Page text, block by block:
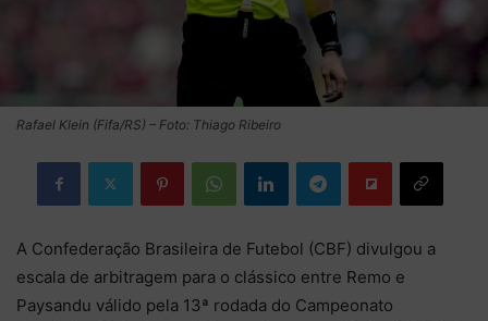
Rafael Klein (Fifa/RS) – Foto: Thiago Ribeiro
A Confederação Brasileira de Futebol (CBF) divulgou a
escala de arbitragem para o clássico entre Remo e
Paysandu válido pela 13ª rodada do Campeonato